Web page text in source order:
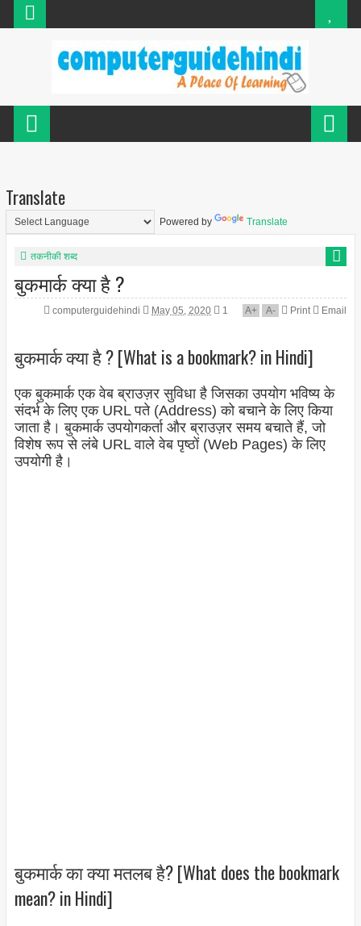
Translate
Powered by Translate
तकनीकी शब्द
बुकमार्क क्या है ?
computerguidehindi May 05, 2020 1 A+ A- Print Email
बुकमार्क क्या है ? [What is a bookmark? in Hindi]
एक बुकमार्क एक वेब ब्राउज़र सुविधा है जिसका उपयोग भविष्य के
संदर्भ के लिए एक URL पते (Address) को बचाने के लिए किया
जाता है। बुकमार्क उपयोगकर्ता और ब्राउज़र समय बचाते हैं, जो
विशेष रूप से लंबे URL वाले वेब पृष्ठों (Web Pages) के लिए
उपयोगी है।
बुकमार्क का क्या मतलब है? [What does the bookmark
mean? in Hindi]